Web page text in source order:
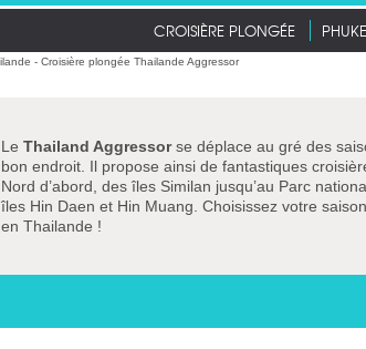
CROISIÈRE PLONGÉE
Le Thailand Aggressorse déplace au gré des
bon endroit. Il propose ainsi de fantastiques
Nord d’abord, des îles Similan jusqu’au Parc
îles Hin Daen et Hin Muang. Choisissez votre
en Thailande !